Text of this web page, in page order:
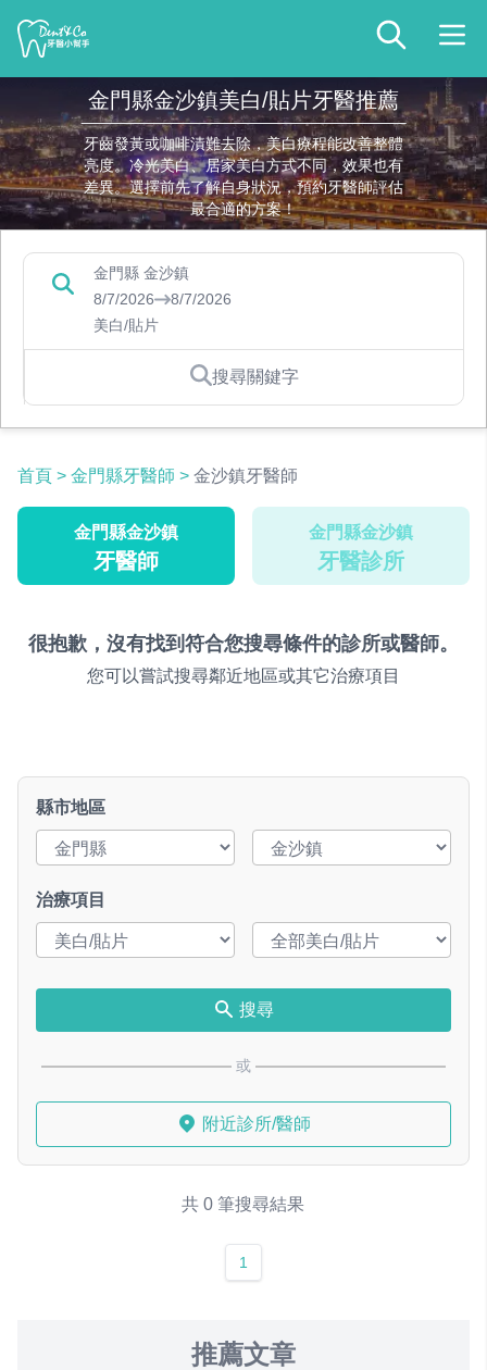
金門縣金沙鎮美白/貼片牙醫推薦
牙齒發黃或咖啡漬難去除，美白療程能改善整體
亮度。冷光美白、居家美白方式不同，效果也有
差異。選擇前先了解自身狀況，預約牙醫師評估
最合適的方案！
金門縣 金沙鎮
8/7/2026
8/7/2026
美白/貼片
搜尋關鍵字
首頁 > 金門縣牙醫師 > 金沙鎮牙醫師
金門縣金沙鎮
牙醫師
金門縣金沙鎮
牙醫診所
很抱歉，沒有找到符合您搜尋條件的診所或醫師。
您可以嘗試搜尋鄰近地區或其它治療項目
縣市地區
治療項目
搜尋
或
附近診所/醫師
共 0 筆搜尋結果
1
推薦文章